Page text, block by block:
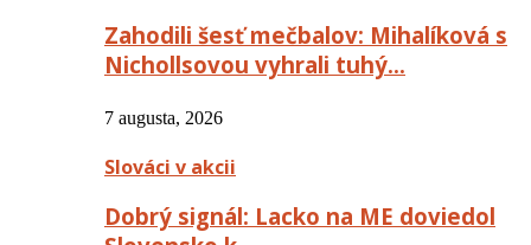
Zahodili šesť mečbalov: Mihalíková s
Nichollsovou vyhrali tuhý…
7 augusta, 2026
Slováci v akcii
Dobrý signál: Lacko na ME doviedol